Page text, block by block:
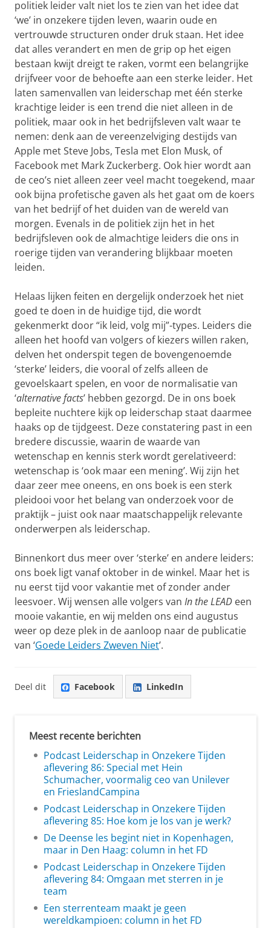
politiek leider valt niet los te zien van het idee dat
‘we’ in onzekere tijden leven, waarin oude en
vertrouwde structuren onder druk staan. Het idee
dat alles verandert en men de grip op het eigen
bestaan kwijt dreigt te raken, vormt een belangrijke
drijfveer voor de behoefte aan een sterke leider. Het
laten samenvallen van leiderschap met één sterke
krachtige leider is een trend die niet alleen in de
politiek, maar ook in het bedrijfsleven valt waar te
nemen: denk aan de vereenzelviging destijds van
Apple met Steve Jobs, Tesla met Elon Musk, of
Facebook met Mark Zuckerberg. Ook hier wordt aan
de ceo’s niet alleen zeer veel macht toegekend, maar
ook bijna profetische gaven als het gaat om de koers
van het bedrijf of het duiden van de wereld van
morgen. Evenals in de politiek zijn het in het
bedrijfsleven ook de almachtige leiders die ons in
roerige tijden van verandering blijkbaar moeten
leiden.
Helaas lijken feiten en dergelijk onderzoek het niet
goed te doen in de huidige tijd, die wordt
gekenmerkt door “ik leid, volg mij”-types. Leiders die
alleen het hoofd van volgers of kiezers willen raken,
delven het onderspit tegen de bovengenoemde
‘sterke’ leiders, die vooral of zelfs alleen de
gevoelskaart spelen, en voor de normalisatie van
‘alternative facts’ hebben gezorgd. De in ons boek
bepleite nuchtere kijk op leiderschap staat daarmee
haaks op de tijdgeest. Deze constatering past in een
bredere discussie, waarin de waarde van
wetenschap en kennis sterk wordt gerelativeerd:
wetenschap is ‘ook maar een mening’. Wij zijn het
daar zeer mee oneens, en ons boek is een sterk
pleidooi voor het belang van onderzoek voor de
praktijk – juist ook naar maatschappelijk relevante
onderwerpen als leiderschap.
Binnenkort dus meer over ‘sterke’ en andere leiders:
ons boek ligt vanaf oktober in de winkel. Maar het is
nu eerst tijd voor vakantie met of zonder ander
leesvoer. Wij wensen alle volgers van In the LEAD een
mooie vakantie, en wij melden ons eind augustus
weer op deze plek in de aanloop naar de publicatie
van ‘Goede Leiders Zweven Niet’.
Deel dit Facebook LinkedIn
Meest recente berichten
Podcast Leiderschap in Onzekere Tijden
aflevering 86: Special met Hein
Schumacher, voormalig ceo van Unilever
en FrieslandCampina
Podcast Leiderschap in Onzekere Tijden
aflevering 85: Hoe kom je los van je werk?
De Deense les begint niet in Kopenhagen,
maar in Den Haag: column in het FD
Podcast Leiderschap in Onzekere Tijden
aflevering 84: Omgaan met sterren in je
team
Een sterrenteam maakt je geen
wereldkampioen: column in het FD